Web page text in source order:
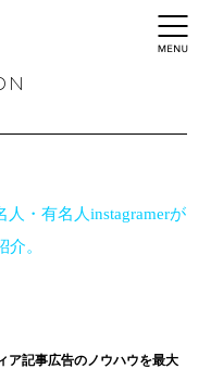
・有名人instagramerが
。
ア記事広告のノウハウを最大